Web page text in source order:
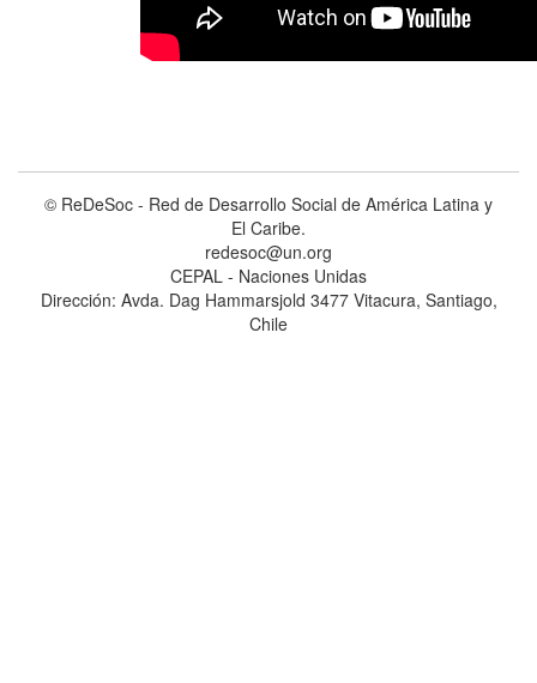
© ReDeSoc - Red de Desarrollo Social de América Latina y
El Caribe.
redesoc@un.org
CEPAL - Naciones Unidas
Dirección: Avda. Dag Hammarsjold 3477 Vitacura, Santiago,
Chile